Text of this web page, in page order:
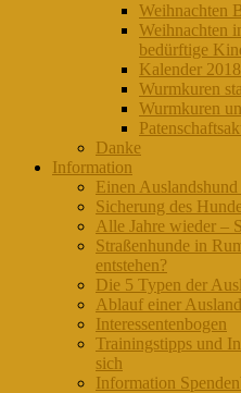
Weihnachten
Weihnachten
bedürftige
Kalender 2018
Wurmkuren
Wurmkuren
Danke
Information
Einen Auslandshund
Sicherung des
Alle Jahre wieder –
Straßenhunde in
entstehen?
Die 5 Typen der
Ablauf einer
Interessentenbogen
Trainingstipps und
sich
Information